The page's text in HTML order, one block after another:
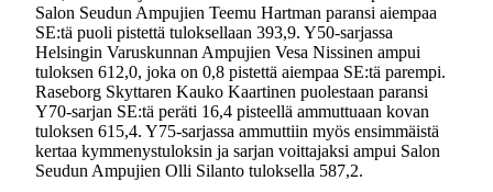
Salon Seudun Ampujien Teemu Hartman paransi aiempaa
SE:tä puoli pistettä tuloksellaan 393,9. Y50-sarjassa
Helsingin Varuskunnan Ampujien Vesa Nissinen ampui
tuloksen 612,0, joka on 0,8 pistettä aiempaa SE:tä parempi.
Raseborg Skyttaren Kauko Kaartinen puolestaan paransi
Y70-sarjan SE:tä peräti 16,4 pisteellä ammuttuaan kovan
tuloksen 615,4. Y75-sarjassa ammuttiin myös ensimmäistä
kertaa kymmenystuloksin ja sarjan voittajaksi ampui Salon
Seudun Ampujien Olli Silanto tuloksella 587,2.